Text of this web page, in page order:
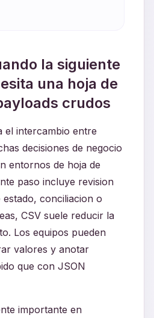
la siguiente
una hoja de
crudos
el intercambio entre
decisiones de negocio
entornos de hoja de
paso incluye revision
conciliacion o
CSV suele reducir la
Los equipos pueden
valores y anotar
que con JSON
importante en